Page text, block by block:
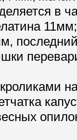
в
11мм;